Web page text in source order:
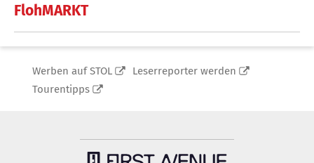
FlohMARKT
Werben auf STOL
Leserreporter werden
Tourentipps